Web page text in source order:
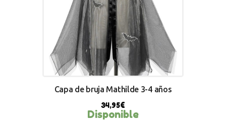
Capa de bruja Mathilde 3-4 años
34,95€
Disponible